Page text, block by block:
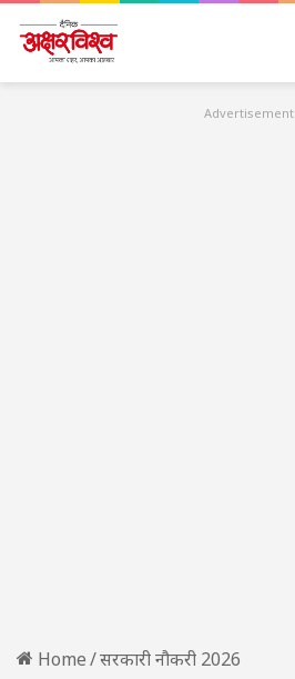
Advertisement
Home/सरकारी नौकरी 2026